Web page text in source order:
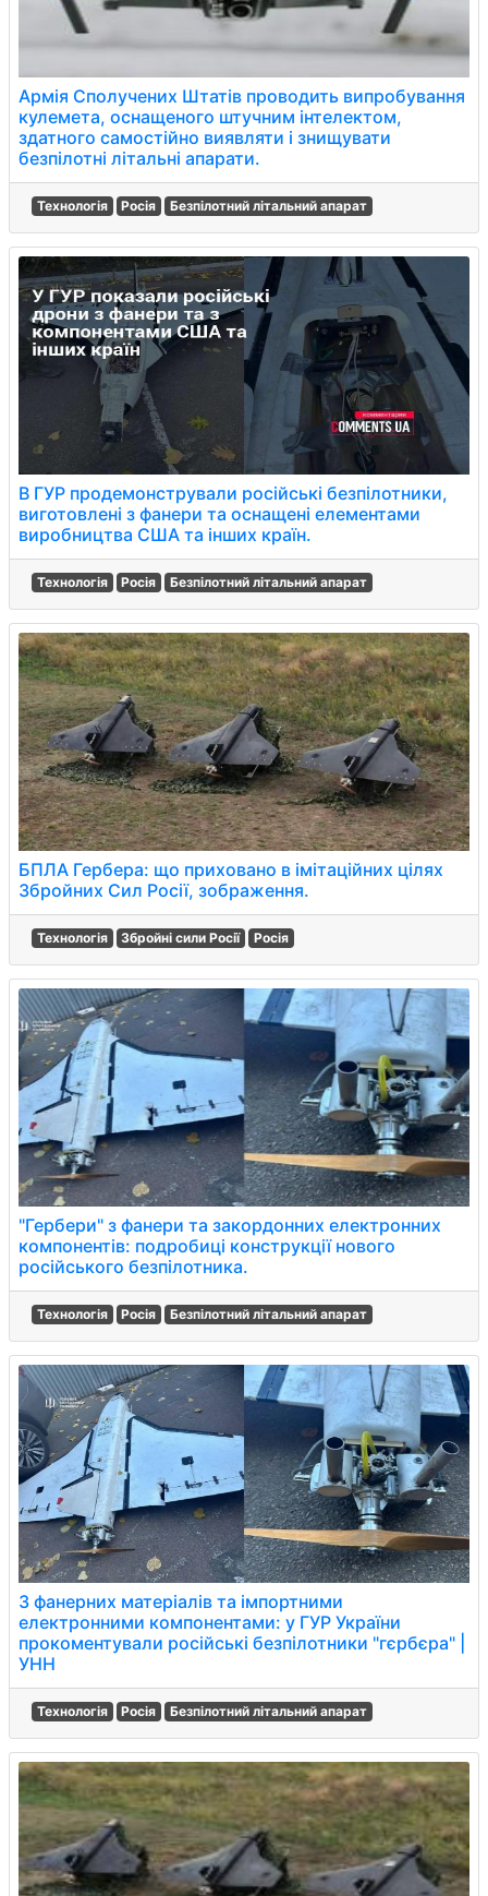
Армія Сполучених Штатів проводить випробування
кулемета, оснащеного штучним інтелектом,
здатного самостійно виявляти і знищувати
безпілотні літальні апарати.
Технологія Росія Безпілотний літальний апарат
В ГУР продемонстрували російські безпілотники,
виготовлені з фанери та оснащені елементами
виробництва США та інших країн.
Технологія Росія Безпілотний літальний апарат
БПЛА Гербера: що приховано в імітаційних цілях
Збройних Сил Росії, зображення.
Технологія Збройні сили Росії Росія
"Гербери" з фанери та закордонних електронних
компонентів: подробиці конструкції нового
російського безпілотника.
Технологія Росія Безпілотний літальний апарат
З фанерних матеріалів та імпортними
електронними компонентами: у ГУР України
прокоментували російські безпілотники "гєрбєра" |
УНН
Технологія Росія Безпілотний літальний апарат